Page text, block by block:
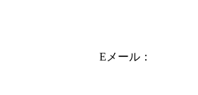
Eメール：